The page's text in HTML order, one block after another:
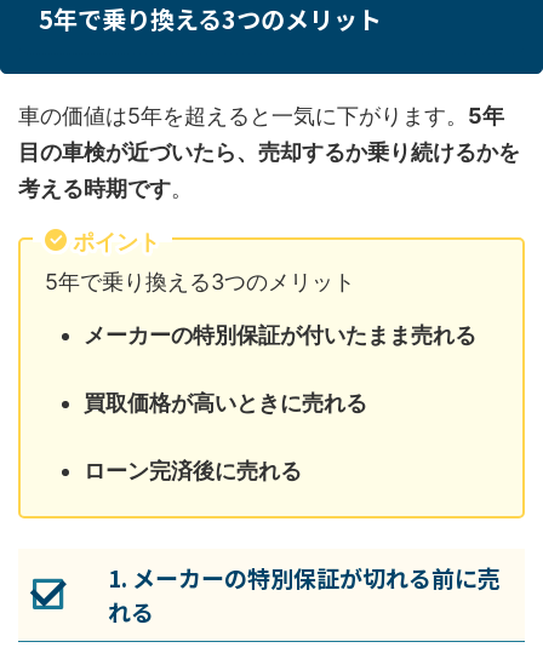
5年で乗り換える3つのメリット
車の価値は5年を超えると一気に下がります。 5年
目の車検が近づいたら、売却するか乗り続けるかを
考える時期です。
ポイント
5年で乗り換える3つのメリット
メーカーの特別保証が付いたまま売れる
買取価格が高いときに売れる
ローン完済後に売れる
1. メーカーの特別保証が切れる前に売
れる